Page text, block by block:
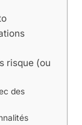
risque (ou
des